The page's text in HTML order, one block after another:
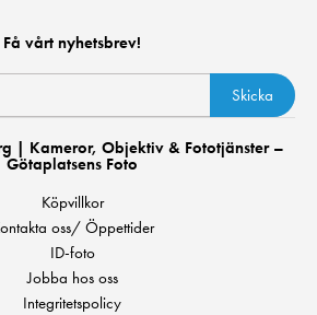
Få vårt nyhetsbrev!
Skicka
| Kameror, Objektiv & Fototjänster –
Götaplatsens Foto
Köpvillkor
oss/ Öppettider
ID-foto
Jobba hos oss
Integritetspolicy